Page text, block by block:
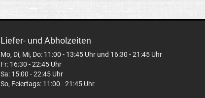
Liefer- und Abholzeiten
Mo, Di, Mi, Do: 11:00 - 13:45 Uhr und 16:30 - 21:45 Uhr
Fr: 16:30 - 22:45 Uhr
Sa: 15:00 - 22:45 Uhr
So, Feiertags: 11:00 - 21:45 Uhr